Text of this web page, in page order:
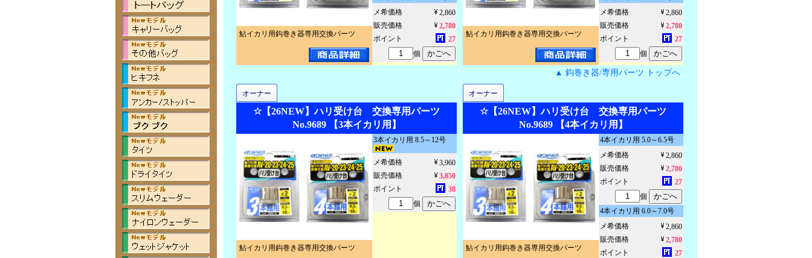
鮎イカリ用鈎巻き器専用交換パーツ
メ希価格
2,860
販売価格
2,780
ポイント
27
個
鮎イカリ用鈎巻き器専用交換パーツ
メ希価格
2,860
販売価格
2,780
ポイント
27
個
▲ 鈎巻き器/専用パーツ トップへ
オーナー
☆【26NEW】ハリ受け台 交換専用パーツ
No.9689 【3本イカリ用】
鮎イカリ用鈎巻き器専用交換パーツ
3本イカリ用 8.5～12号
メ希価格
3,960
販売価格
3,850
ポイント
38
個
オーナー
☆【26NEW】ハリ受け台 交換専用パーツ
No.9689 【4本イカリ用】
鮎イカリ用鈎巻き器専用交換パーツ
4本イカリ用 5.0～6.5号
メ希価格
2,860
販売価格
2,780
ポイント
27
個
4本イカリ用 6.0～7.0号
メ希価格
2,860
販売価格
2,780
ポイント
27